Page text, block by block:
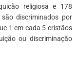
religiosa e 178
discriminados por
1 em cada 5 cristãos
ou discriminação